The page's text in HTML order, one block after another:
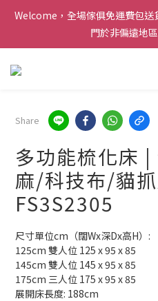
Welcome，全場傢俱免運費包送
門於非偏遠地
Welcome，全場傢俱免運費包送
門於非偏遠地
感謝支持 ! Airy Living 已連續
Welcome，全場傢俱免運費包送
門於非偏遠地區
Share
多功能梳化床
麻/科技布/貓
FS3S2305
尺寸單位cm（闊Wx深Dx高H）:
125cm 雙人位 125 x 95 x 85
145cm 雙人位 145 x 95 x 85
175cm 三人位 175 x 95 x 85
展開床長度: 188cm